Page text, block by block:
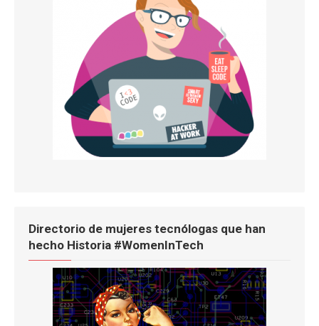
Directorio de mujeres tecnólogas que han
hecho Historia #WomenInTech